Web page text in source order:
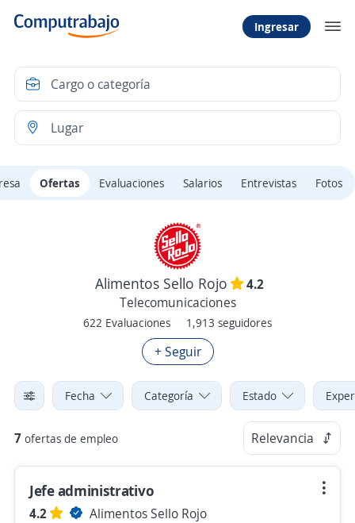
Ingresar
Ofertas Evaluaciones Salarios Entrevistas Fotos
Alimentos Sello Rojo
4.2
Telecomunicaciones
622 Evaluaciones 1,913 seguidores
+ Seguir
Fecha Categoría Estado
7 ofertas de empleo Relevancia
Jefe administrativo
4.2
Alimentos Sello Rojo